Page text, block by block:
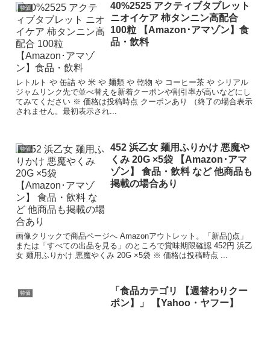
特価
40%2525 アクティブタブレット
ニオイケア 柿タンニン高配合
100粒 【Amazon･アマゾン】食
品・飲料
レトルト や 缶詰 や 米 や 麺類 や 乾物 や コーヒー茶 や シリアル
ジャムリンク先で並べ替えを新着クーポンや割引率が高いなどにし
てみてください ※ 価格は投稿時点 クーポンあり （終了の場合表示
されません。最初表示され...
特価
452 浜乙女 麺用ふりかけ 悪魔や
くみ 20G ×5袋 【Amazon･アマ
ゾン】 食品・飲料 など 他商品も
掲載の場合あり
画像クリックで商品ページへ Amazonアウトレット。「新品()点」
または「すべての出品を見る」のところで賞味期限確認 452円 浜乙
女 麺用ふりかけ 悪魔やくみ 20G ×5袋 ※ 価格は投稿時点 ...
特価
「食品カテゴリ 【週替わりクー
ポン】」 【Yahoo・ヤフー】